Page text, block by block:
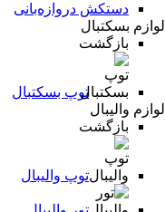
دستکش دروازه‌بانی
لوازم بسکتبال
بازگشت
توپ بسکتبال
لوازم والیبال
بازگشت
توپ والیبال